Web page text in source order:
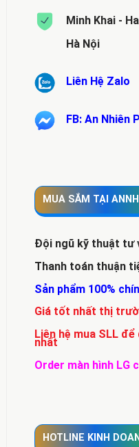
Minh Khai -
Hà Nội
Liên Hệ Zalo
FB: An Nhiên
MUA SẮM TẠI
Đội ngũ kỹ thuật tư
Thanh toán thuận
Sản phẩm 100%
Giá tốt nhất thị
Liên hệ mua SLL
nhất
Order màn hình LG
HOTLINE KINH